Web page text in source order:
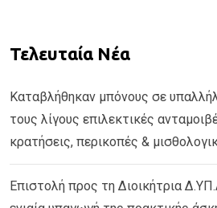
Τελευταία Νέα
Καταβλήθηκαν μπόνους σε
τους λίγους επιλεκτικές
κρατήσεις, περικοπές &
Επιστολή προς τη Διοικήτρια